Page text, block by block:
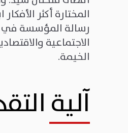
المختارة أكثر
رسالة المؤسسة في
الاجتماعية
الخيمة.
آلية